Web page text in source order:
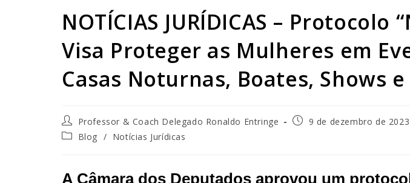
NOTÍCIAS JURÍDICAS – Protocolo
Visa Proteger as Mulheres em
Casas Noturnas, Boates, Shows
Professor & Coach Delegado Ronaldo Entringe
9 de dezembro de 2023
Blog / Notícias Jurídicas
A Câmara dos Deputados aprovou um